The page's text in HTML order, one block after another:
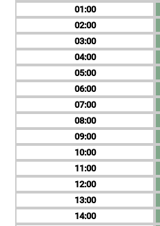
01
02
03
04
05
06
07
08
09
10
11
12
13
14